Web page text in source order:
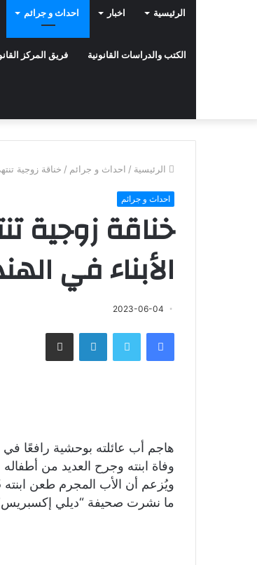
الرئيسية اخبار احداث و جرائم
الكتب والدراسات القانونية فريق المركز
الرئيسية / احداث و جرائم / خناقة زوجية
احداث و جرائم
خناقة زوجية
الأبناء في
2023-06-04
فيسبوك تويتر لينكدإن مشاركة عبر البريد
هاجم أب عائلته بوحشية رافعًا
وفاة ابنته وجرح العديد من
ما نشرت صحيفة “ديلي إكسبريس”